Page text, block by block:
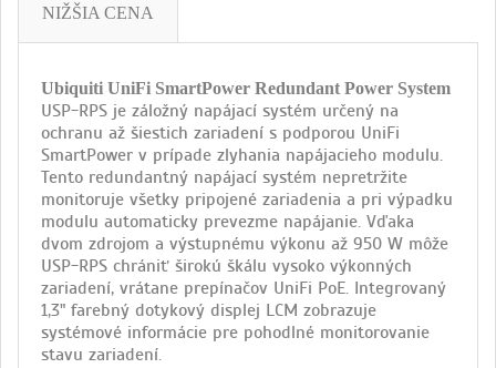
NIŽŠIA CENA
Ubiquiti UniFi SmartPower Redundant Power System
USP-RPS je záložný napájací systém určený na
ochranu až šiestich zariadení s podporou UniFi
SmartPower v prípade zlyhania napájacieho modulu.
Tento redundantný napájací systém nepretržite
monitoruje všetky pripojené zariadenia a pri výpadku
modulu automaticky prevezme napájanie. Vďaka
dvom zdrojom a výstupnému výkonu až 950 W môže
USP-RPS chrániť širokú škálu vysoko výkonných
zariadení, vrátane prepínačov UniFi PoE. Integrovaný
1,3" farebný dotykový displej LCM zobrazuje
systémové informácie pre pohodlné monitorovanie
stavu zariadení.